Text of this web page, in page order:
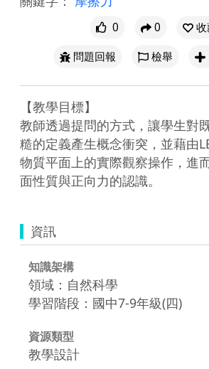
0 0
問題回報
檢舉
【教學目標】
教師透過提問的方式，讓學生對
糙的定義產生概念衝突，並藉由
物質平面上的實際觀察操作，進
面性質與正向力的認識。
資訊
知識架構
領域：自然科學
學習階段：國中7-9年級(四)
資源類型
教學設計